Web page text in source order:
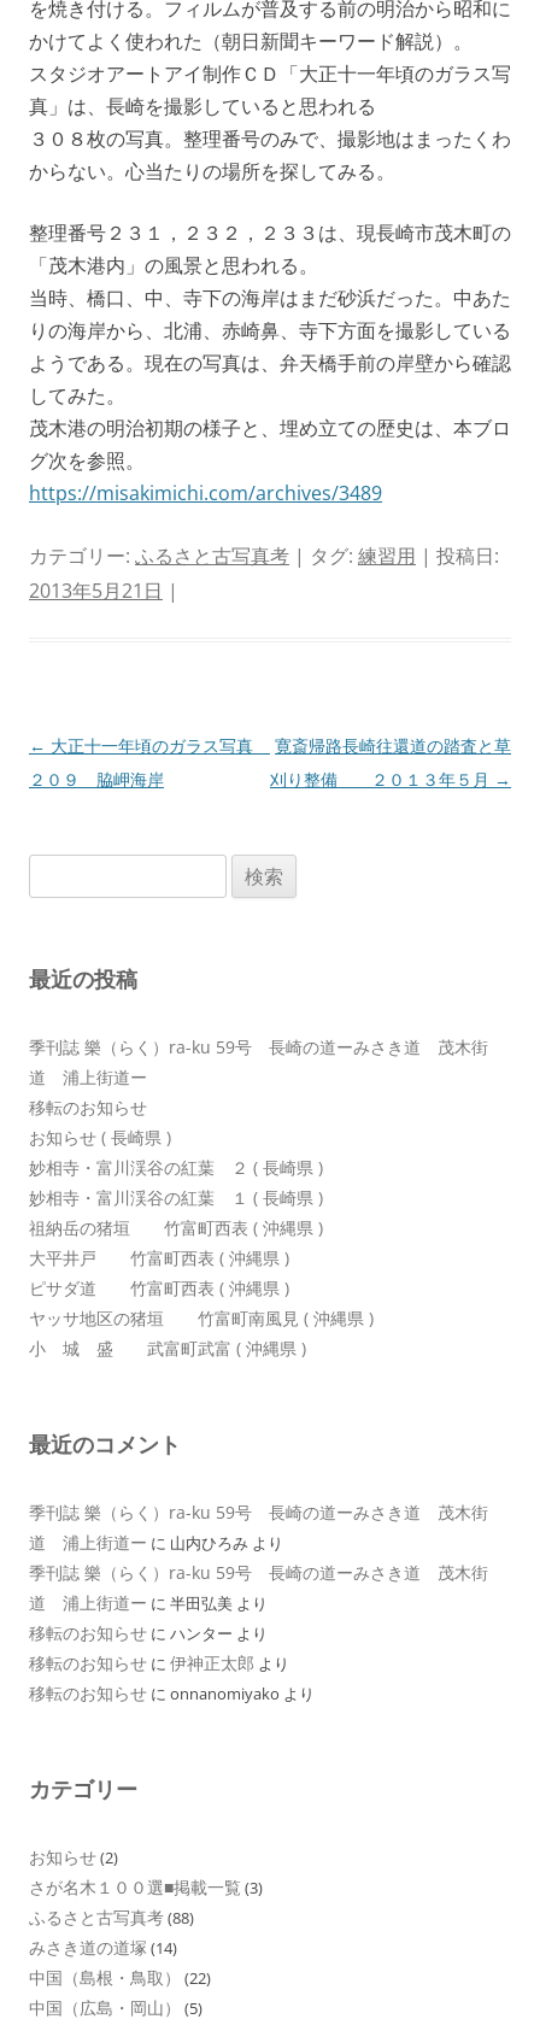
を焼き付ける。フィルムが普及する前の明治から昭和に
かけてよく使われた（朝日新聞キーワード解説）。
スタジオアートアイ制作ＣＤ「大正十一年頃のガラス写
真」は、長崎を撮影していると思われる
３０８枚の写真。整理番号のみで、撮影地はまったくわ
からない。心当たりの場所を探してみる。
整理番号２３１，２３２，２３３は、現長崎市茂木町の
「茂木港内」の風景と思われる。
当時、橋口、中、寺下の海岸はまだ砂浜だった。中あた
りの海岸から、北浦、赤崎鼻、寺下方面を撮影している
ようである。現在の写真は、弁天橋手前の岸壁から確認
してみた。
茂木港の明治初期の様子と、埋め立ての歴史は、本ブロ
グ次を参照。
https://misakimichi.com/archives/3489
カテゴリー: ふるさと古写真考 | タグ: 練習用 | 投稿日:
2013年5月21日 |
投
稿
ョ
← 大正十一年頃のガラス写真
２０９ 脇岬海岸
寛斎帰路長崎往還道の踏査と草
刈り整備 ２０１３年５月 →
索:
最近の投稿
季刊誌 樂（らく）ra-ku 59号 長崎の道ーみさき道 茂木街
道 浦上街道ー
移転のお知らせ
お知らせ ( 長崎県 )
妙相寺・富川渓谷の紅葉 ２ ( 長崎県 )
妙相寺・富川渓谷の紅葉 １ ( 長崎県 )
祖納岳の猪垣 竹富町西表 ( 沖縄県 )
大平井戸 竹富町西表 ( 沖縄県 )
ピサダ道 竹富町西表 ( 沖縄県 )
ヤッサ地区の猪垣 竹富町南風見 ( 沖縄県 )
小 城 盛 武富町武富 ( 沖縄県 )
最近のコメント
季刊誌 樂（らく）ra-ku 59号 長崎の道ーみさき道 茂木街
道 浦上街道ー に 山内ひろみ より
季刊誌 樂（らく）ra-ku 59号 長崎の道ーみさき道 茂木街
道 浦上街道ー に 半田弘美 より
移転のお知らせ に ハンター より
移転のお知らせ に 伊神正太郎 より
移転のお知らせ に onnanomiyako より
カテゴリー
お知らせ(2)
さが名木１００選■掲載一覧 (3)
ふるさと古写真考(88)
みさき道の道塚 (14)
中国（島根・鳥取） (22)
中国（広島・岡山） (5)